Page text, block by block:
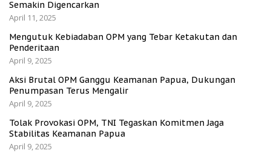
Semakin Digencarkan
April 11, 2025
Mengutuk Kebiadaban OPM yang Tebar Ketakutan dan
Penderitaan
April 9, 2025
Aksi Brutal OPM Ganggu Keamanan Papua, Dukungan
Penumpasan Terus Mengalir
April 9, 2025
Tolak Provokasi OPM, TNI Tegaskan Komitmen Jaga
Stabilitas Keamanan Papua
April 9, 2025